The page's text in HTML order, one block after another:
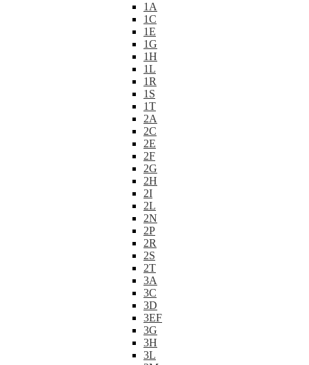
1A
1C
1E
1G
1H
1L
1R
1S
1T
2A
2C
2E
2F
2G
2H
2I
2L
2N
2P
2R
2S
2T
3A
3C
3D
3EF
3G
3H
3L